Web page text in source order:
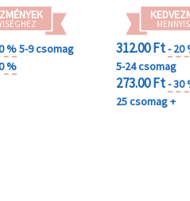
%5-9 csomag
%
312.00 Ft- 20
5-24 csomag
273.00 Ft- 30
25 csomag +